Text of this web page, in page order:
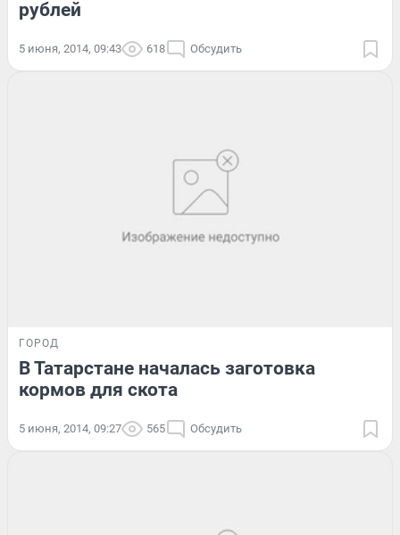
рублей
5 июня, 2014, 09:43 618 Обсудить
ГОРОД
В Татарстане началась заготовка
кормов для скота
5 июня, 2014, 09:27 565 Обсудить